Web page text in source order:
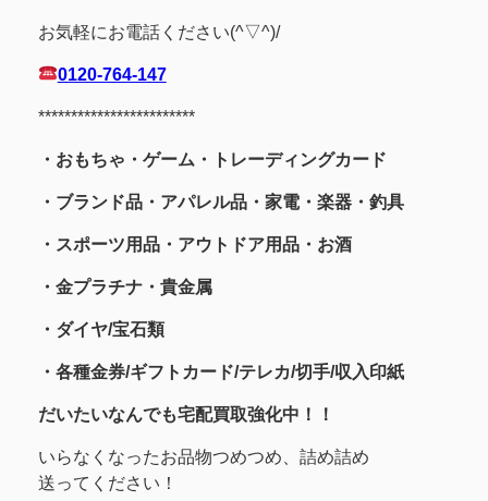
お気軽にお電話ください(^▽^)/
0120-764-147
************************
・おもちゃ・ゲーム・トレーディングカード
・ブランド品・アパレル品・家電・楽器・釣具
・スポーツ用品・アウトドア用品・お酒
・金プラチナ・貴金属
・ ダイヤ/宝石類
・各種金券/ギフトカード/テレカ/切手/収入印紙
だいたいなんでも宅配買取強化中！！
いらなくなったお品物つめつめ、詰め詰め
送ってください！